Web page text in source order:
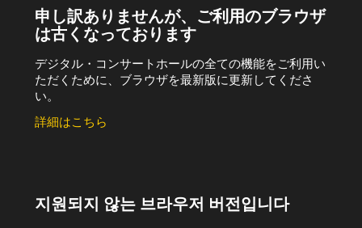
申し訳ありませんが、ご利用のブラウザ
は古くなっております
デジタル・コンサートホールの全ての機能をご利用い
ただくために、ブラウザを最新版に更新してくださ
い。
詳細はこちら
지원되지 않는 브라우저 버전입니다